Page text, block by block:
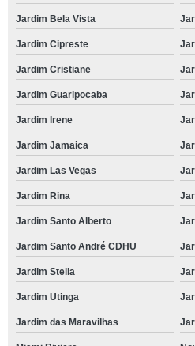
Jardim Bela Vista
Jardim Cipreste
Jardim Cristiane
Jardim Guaripocaba
Jardim Irene
Jardim Jamaica
Jardim Las Vegas
Jardim Rina
Jardim Santo Alberto
Jardim Santo André CDHU
Jardim Stella
Jardim Utinga
Jardim das Maravilhas